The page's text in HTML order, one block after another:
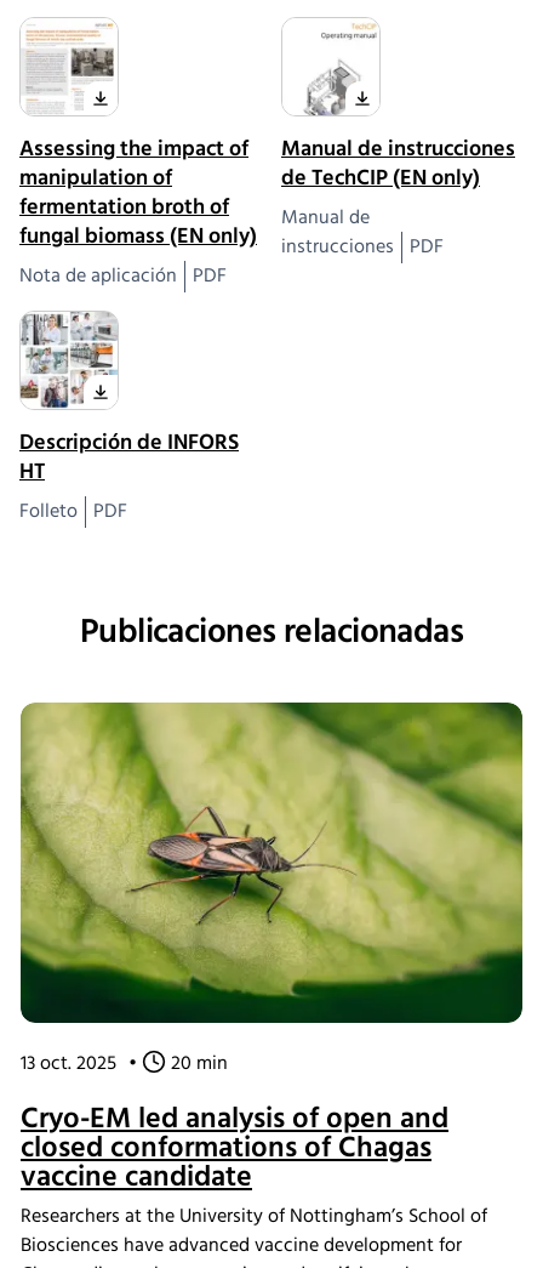
Assessing the impact of
manipulation of
fermentation broth of
fungal biomass (EN only)
Nota de aplicación PDF
Manual de instrucciones
de TechCIP (EN only)
Manual de
instrucciones PDF
Descripción de INFORS
HT
Folleto PDF
Publicaciones relacionadas
13 oct. 2025 • 20 min
Cryo-EM led analysis of open and
closed conformations of Chagas
vaccine candidate
Researchers at the University of Nottingham’s School of
Biosciences have advanced vaccine development for